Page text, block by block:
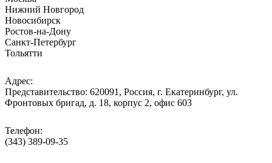
Нижний Новгород
Новосибирск
Ростов-на-Дону
Санкт-Петербург
Тольятти
Адрес:
Представительство: 620091, Россия, г. Екатеринбург, ул.
Фронтовых бригад, д. 18, корпус 2, офис 603
Телефон:
(343) 389-09-35